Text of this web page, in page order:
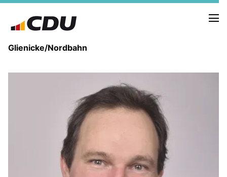
Glienicke/Nordbahn
IN EIGENER SACHE
DER VORSTAND